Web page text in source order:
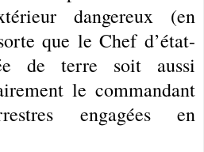
dangereux (en
que le Chef d’état-
de terre soit aussi
le commandant
engagées en